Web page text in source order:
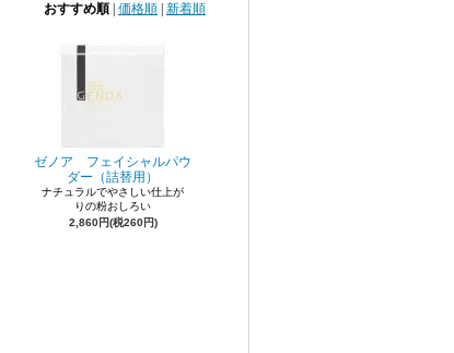
おすすめ順 価格順 新着順
ゼノア フェイシャルパウ
ダー（詰替用）
ナチュラルでやさしい仕上が
りの粉おしろい
2,860円(税260円)